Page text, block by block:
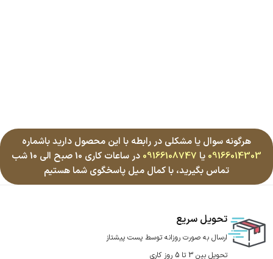
هرگونه سوال یا مشکلی در رابطه با این محصول دارید باشماره
09166014303 یا 09166108747
در ساعات کاری 10 صبح الی 10 شب
تماس بگیرید، با کمال میل پاسخگوی شما هستیم
تحویل سریع
ارسال به صورت روزانه توسط پست پیشتاز
تحویل بین 3 تا 5 روز کاری